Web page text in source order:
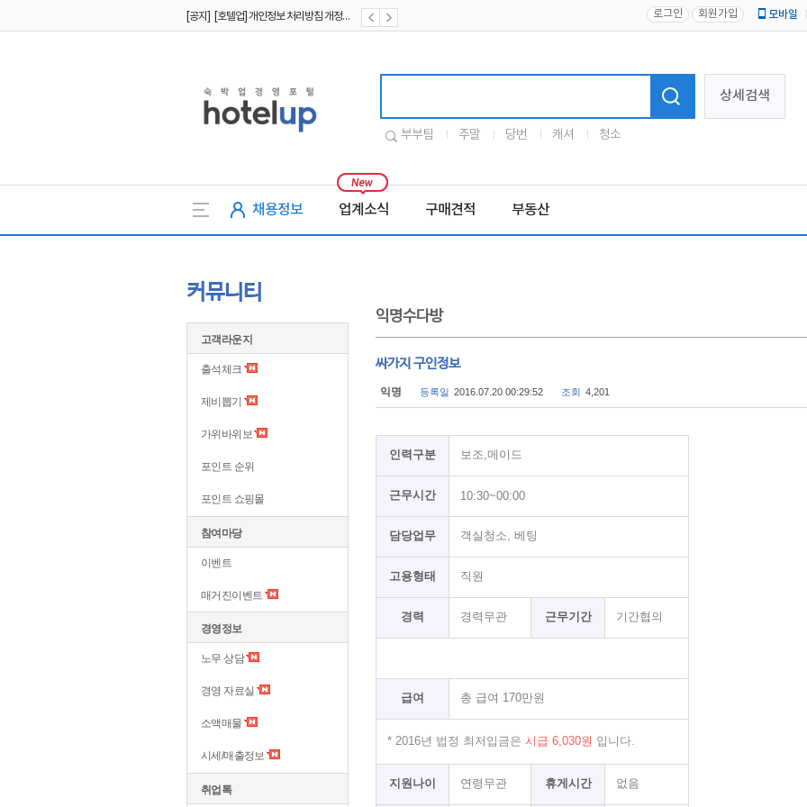
로그인 회원가입 모바일
상세검색
부부팀 주말 당번 캐셔 청소
채용정보 업계소식 구매견적 부동산
커뮤니티
고객라운지
출석체크
제비뽑기
가위바위보
포인트 순위
포인트 쇼핑몰
참여마당
이벤트
매거진이벤트
경영정보
노무 상담
경영 자료실
소액매물
시세/매출정보
취업톡
익명수다방
싸가지 구인정보
익명 등록일 2016.07.20 00:29:52 조회 4,201
인력구분 보조,메이드
근무시간 10:30~00:00
담당업무 객실청소, 베팅
고용형태 직원
경력 경력무관 근무기간 기간협의
급여 총 급여 170만원
* 2016년 법정 최저입금은 시급 6,030원 입니다.
지원나이 연령무관 휴게시간 없음